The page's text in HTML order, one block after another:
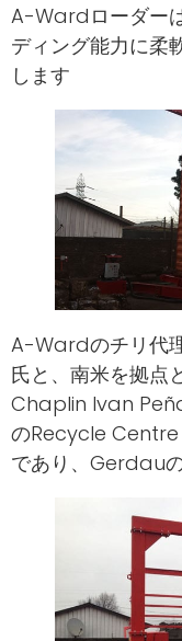
A-Wardローダー
ディング能力に柔
します
A-Wardのチリ代
氏と、南米を拠点
Chaplin Ivan
のRecycle
であり、Gerdau